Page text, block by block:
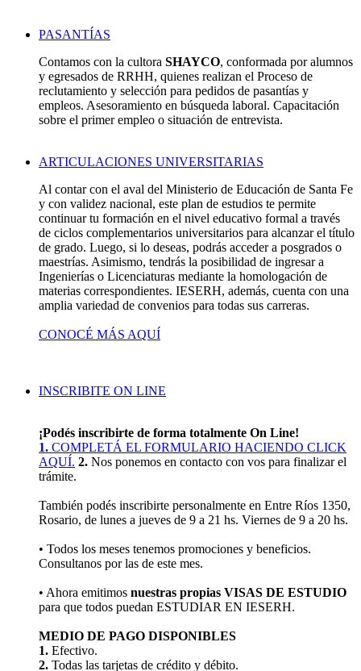
PASANTÍAS
Contamos con la cultora SHAYCO, conformada por alumnos
y egresados de RRHH, quienes realizan el Proceso de
reclutamiento y selección para pedidos de pasantías y
empleos. Asesoramiento en búsqueda laboral. Capacitación
sobre el primer empleo o situación de entrevista.
ARTICULACIONES UNIVERSITARIAS
Al contar con el aval del Ministerio de Educación de Santa Fe
y con validez nacional, este plan de estudios te permite
continuar tu formación en el nivel educativo formal a través
de ciclos complementarios universitarios para alcanzar el título
de grado. Luego, si lo deseas, podrás acceder a posgrados o
maestrías. Asimismo, tendrás la posibilidad de ingresar a
Ingenierías o Licenciaturas mediante la homologación de
materias correspondientes. IESERH, además, cuenta con una
amplia variedad de convenios para todas sus carreras.
CONOCÉ MÁS AQUÍ
INSCRIBITE ON LINE
¡Podés inscribirte de forma totalmente On Line!
1. COMPLETÁ EL FORMULARIO HACIENDO CLICK
AQUÍ. 2. Nos ponemos en contacto con vos para finalizar el
trámite.
También podés inscribirte personalmente en Entre Ríos 1350,
Rosario, de lunes a jueves de 9 a 21 hs. Viernes de 9 a 20 hs.
• Todos los meses tenemos promociones y beneficios.
Consultanos por las de este mes.
• Ahora emitimos nuestras propias VISAS DE ESTUDIO
para que todos puedan ESTUDIAR EN IESERH.
MEDIO DE PAGO DISPONIBLES
1. Efectivo.
2. Todas las tarjetas de crédito y débito.